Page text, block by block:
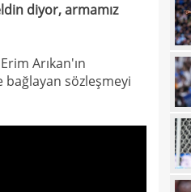
diyor, armamız
Arıkan'ın
bağlayan sözleşmeyi